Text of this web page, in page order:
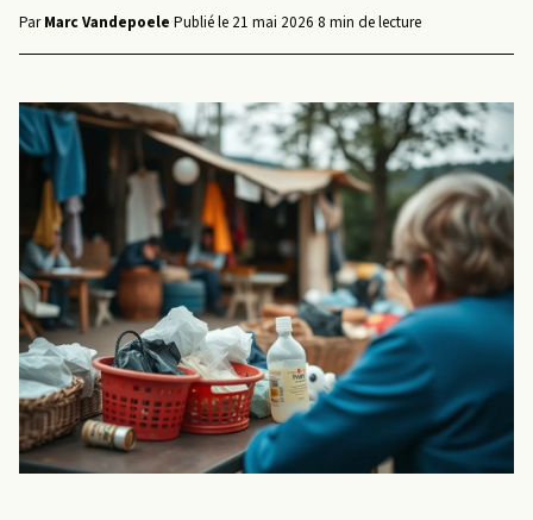
ParMarc Vandepoele·Publié le 21 mai 2026·8 min de lecture